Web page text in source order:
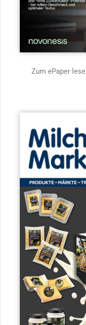
Zum ePaper